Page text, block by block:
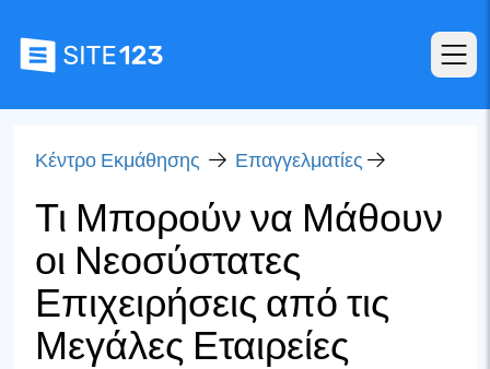
Κέντρο Εκμάθησης Επαγγελματίες
Τι Μπορούν να Μάθουν
οι Νεοσύστατες
Επιχειρήσεις από τις
Μεγάλες Εταιρείες